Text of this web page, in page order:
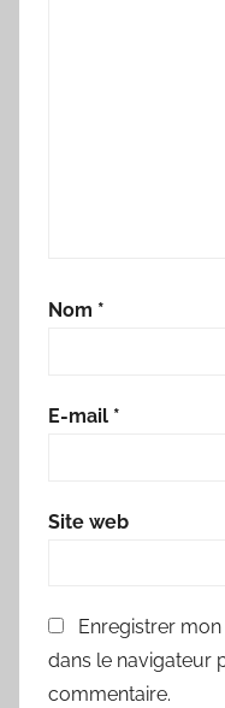
Nom *
E-mail *
Site web
Enregistrer
dans le navigateur
commentaire.